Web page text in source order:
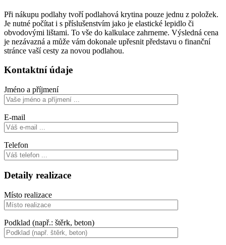
Při nákupu podlahy tvoří podlahová krytina pouze jednu z položek.
Je nutné počítat i s příslušenstvím jako je elastické lepidlo či
obvodovými lištami. To vše do kalkulace zahrneme. Výsledná cena
je nezávazná a může vám dokonale upřesnit představu o finanční
stránce vaší cesty za novou podlahou.
Kontaktní údaje
Jméno a příjmení
E-mail
Telefon
Detaily realizace
Místo realizace
Podklad (např.: štěrk, beton)